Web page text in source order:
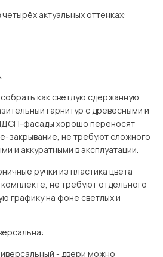
актуальных оттенках:
как светлую сдержанную
гарнитур с древесными и
фасады хорошо переносят
закрывание, не требуют сложного
и аккуратными в эксплуатации.
ручки из пластика цвета
не требуют отдельного
графику на фоне светлых и
- двери можно